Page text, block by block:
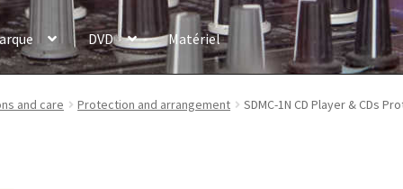
DVD Matériel
and care Protection and arrangement SDMC-1N CD Player & CDs